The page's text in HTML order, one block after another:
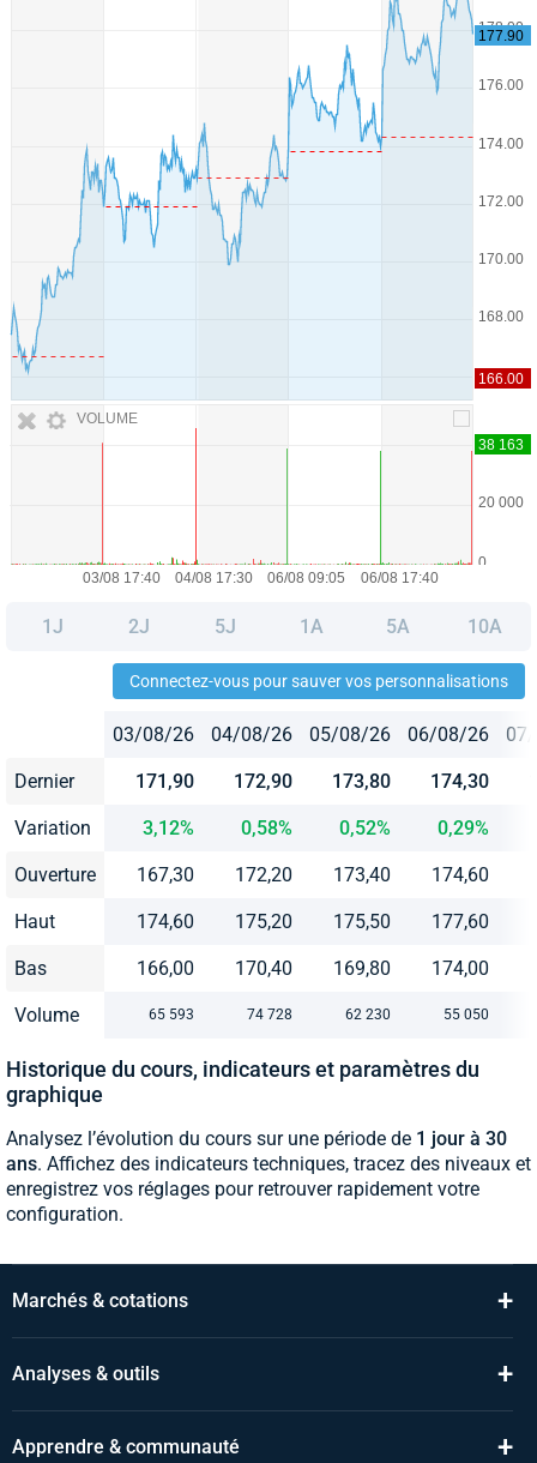
VOLUME
1J 2J 5J 1A 5A 10A
Connectez-vous pour sauver vos personnalisations
03/08/26 04/08/26 05/08/26 06/08/26
Dernier 171,90 172,90 173,80 174,30
Variation 3,12% 0,58% 0,52% 0,29%
Ouverture 167,30 172,20 173,40 174,60
Haut 174,60 175,20 175,50 177,60
Bas 166,00 170,40 169,80 174,00
Volume 65 593 74 728 62 230 55 050
Historique du cours, indicateurs et paramètres du
graphique
Analysez l’évolution du cours sur une période de 1 jour à 30
ans. Affichez des indicateurs techniques, tracez des niveaux et
enregistrez vos réglages pour retrouver rapidement votre
configuration.
Marchés & cotations +
Analyses & outils +
Apprendre & communauté +